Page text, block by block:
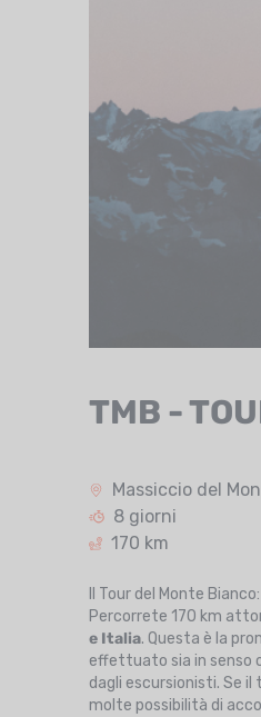
TMB -
Massiccio del
8 giorni
170 km
Il Tour del Monte
Percorrete 170 km
e Italia. Questa è la
effettuato sia in senso
dagli escursionisti. Se
molte possibilità di